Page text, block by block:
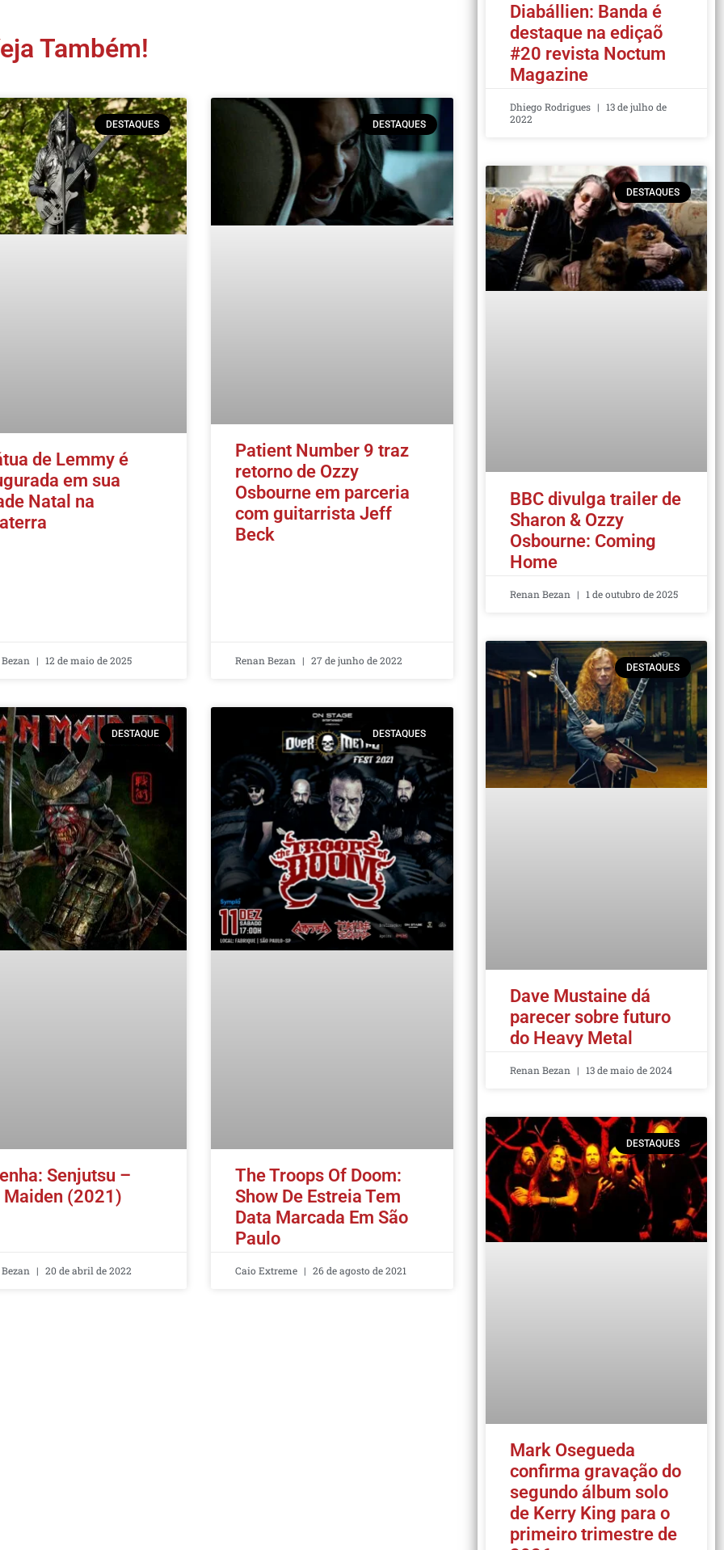
Também!
DESTAQUES
de Lemmy é
em sua
Natal na
12 de maio de 2025
DESTAQUES
Patient Number 9 traz
retorno de Ozzy
Osbourne em parceria
com guitarrista Jeff
Beck
Renan Bezan 27 de junho de 2022
DESTAQUE
Senjutsu –
Maiden (2021)
20 de abril de 2022
DESTAQUES
The Troops Of Doom:
Show De Estreia Tem
Data Marcada Em São
Paulo
Caio Extreme 26 de agosto de 2021
Diabállien: Banda é
destaque na ediçaõ
#20 revista Noctum
Magazine
Dhiego Rodrigues
13 de julho de
2022
DESTAQUES
BBC divulga trailer de
Sharon & Ozzy
Osbourne: Coming
Home
Renan Bezan 1 de outubro de 2025
DESTAQUES
Dave Mustaine dá
parecer sobre futuro
do Heavy Metal
Renan Bezan 13 de maio de 2024
DESTAQUES
Mark Osegueda
confirma gravação do
segundo álbum solo
de Kerry King para o
primeiro trimestre de